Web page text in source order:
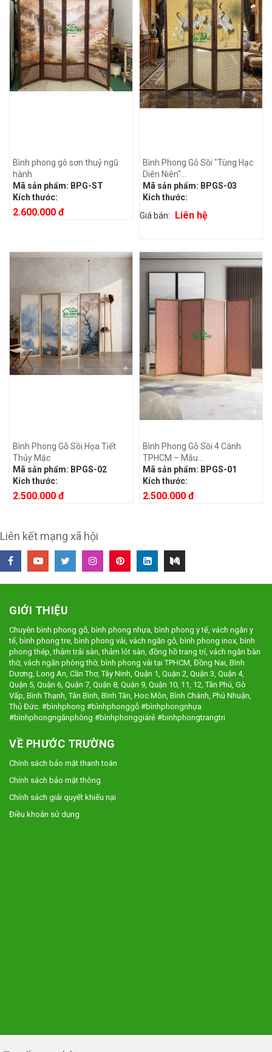
Bình phong gô sơn thuỷ ngũ
hành
Mã sản phẩm: BPG-ST
Kích thước:
2.600.000 đ
Bình Phong Gỗ Sồi "Tùng Hạc
Diên Niên"...
Mã sản phẩm: BPGS-03
Kích thước:
Giá bán:
Liên hệ
Bình Phong Gỗ Sồi Họa Tiết
Thủy Mặc
Mã sản phẩm: BPGS-02
Kích thước:
2.500.000 đ
Bình Phong Gỗ Sồi 4 Cánh
TPHCM – Mẫu...
Mã sản phẩm: BPGS-01
Kích thước:
2.500.000 đ
Liên kết mạng xã hội
GIỚI THIỆU
Chuyên bình phong gỗ, bình phong nhựa, bình phong y tế, vách ngăn y
tế, bình phong tre, bình phong vải, vách ngăn gỗ, bình phong inox, bình
phong thép, thảm trải sàn, thảm lót sàn, đồng hồ trang trí, vách ngăn bàn
thờ, vách ngăn phòng thờ, bình phong vải tại TPHCM, Đồng Nai, Bình
Dương, Long An, Cần Thơ, Tây Ninh, Quận 1, Quận 2, Quận 3, Quận 4,
Quận 5, Quận 6, Quận 7, Quận 8, Quận 9, Quận 10, 11, 12, Tân Phú, Gò
Vấp, Bình Thạnh, Tân Bình, Bình Tân, Hoc Môn, Bình Chánh, Phú Nhuận,
Thủ Đức. #bìnhphong #bìnhphonggỗ #bìnhphongnhựa
#bìnhphongngănphòng #bìnhphonggiárẻ #binhphongtrangtri
VỀ PHƯỚC TRƯỜNG
Chính sách bảo mật thanh toán
Chính sách bảo mật thông
Chính sách giải quyết khiếu nại
Điều khoản sử dụng